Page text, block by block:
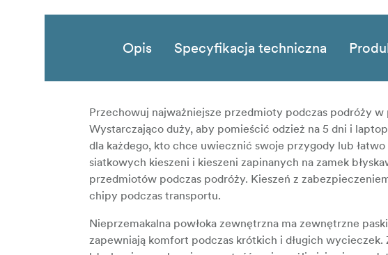
Opis Specyfikacja techniczna
Przechowuj najważniejsze przedmioty podczas podróży
Wystarczająco duży, aby pomieścić odzież na 5 dni i
dla każdego, kto chce uwiecznić swoje przygody lub
siatkowych kieszeni i kieszeni zapinanych na zamek
przedmiotów podczas podróży. Kieszeń z
chipy podczas transportu.
Nieprzemakalna powłoka zewnętrzna ma zewnętrzne
zapewniają komfort podczas krótkich i długich